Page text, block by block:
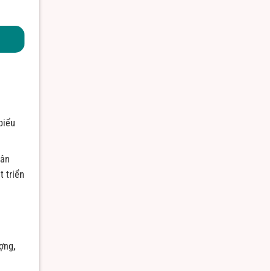
triển